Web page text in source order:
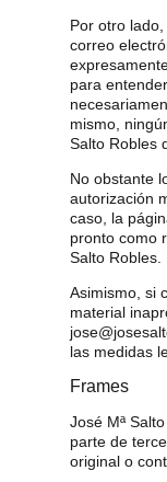
Por otro
correo
para
mismo,
Salto Robles
No obstante
autorización
caso, la
pronto como
Salto Robles.
Asimismo, si
material
las medidas
Frames
José Mª
parte de
original o